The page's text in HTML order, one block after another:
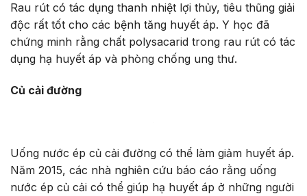
Rau rút có tác dụng thanh nhiệt lợi thủy, tiêu thũng giải
độc rất tốt cho các bệnh tăng huyết áp. Y học đã
chứng minh rằng chất polysacarid trong rau rút có tác
dụng hạ huyết áp và phòng chống ung thư.
Củ cải đường
Uống nước ép củ cải đường có thể làm giảm huyết áp.
Năm 2015, các nhà nghiên cứu báo cáo rằng uống
nước ép củ cải có thể giúp hạ huyết áp ở những người